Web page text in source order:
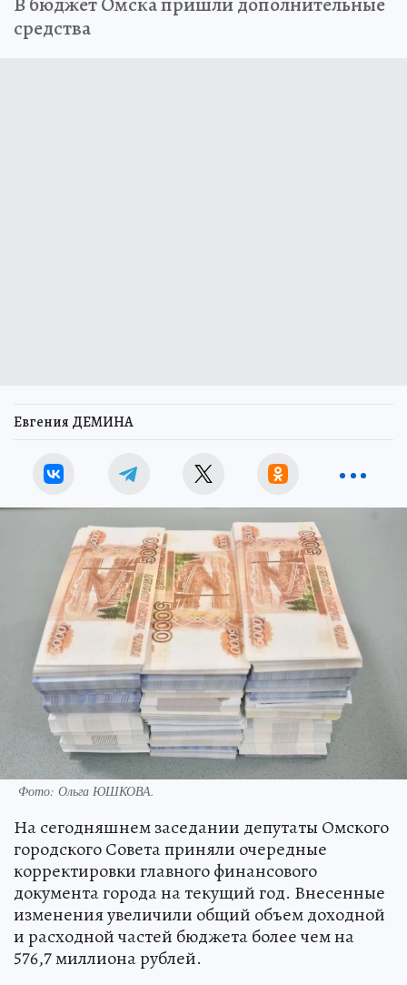
средства
Евгения ДЕМИНА
Фото: Ольга ЮШКОВА.
На сегодняшнем заседании депутаты Омского
городского Совета приняли очередные
корректировки главного финансового
документа города на текущий год. Внесенные
изменения увеличили общий объем доходной
и расходной частей бюджета более чем на
576,7 миллиона рублей.